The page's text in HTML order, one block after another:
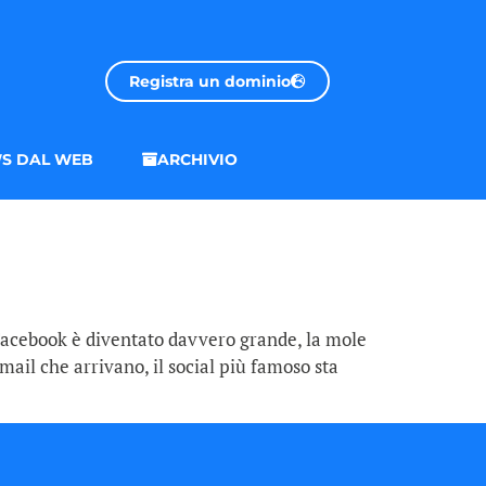
Registra un dominio
DAL WEB ARCHIVIO
è diventato davvero grande, la mole
che arrivano, il social più famoso sta